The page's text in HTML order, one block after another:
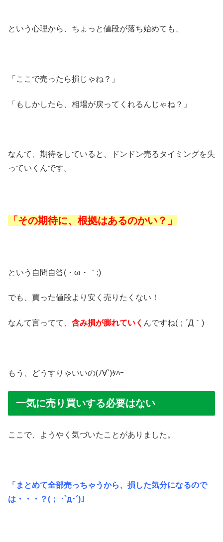
という心理から、ちょっと値段が落ち始めても、
「ここで売ったら損じゃね？」
「もしかしたら、相場が戻ってくれるんじゃね？」
なんて、期待をしていると、ドンドン売るタイミングを失
っていくんです。
「その期待に、根拠はあるのかい？」
という自問自答(・ω・｀;)
でも、買った値段より安く売りたくない！
なんて言ってて、 含み損が膨れていく んですね(；´Д｀)
もう、どうすりゃいいの(ﾉ∀`)ﾀﾊｰ
一気に売り買いする必要はない
ここで、ようやく気づいたことがありました。
「まとめて全部売っちゃうから、損した気分になるので
は・・・？(； ･`д･´)」